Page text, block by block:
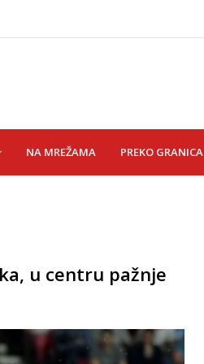
NA MREŽAMA PREKO GRANICA
u centru pažnje